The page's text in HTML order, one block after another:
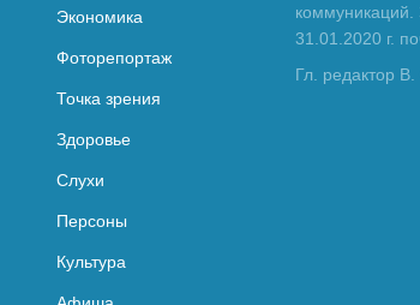
Экономика
Фоторепортаж
Точка зрения
Здоровье
Слухи
Персоны
Культура
31.01.2020 г.
Гл. редактор